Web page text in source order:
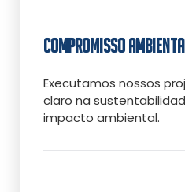
COMPROMISSO
Executamos nossos
claro na
impacto ambiental.